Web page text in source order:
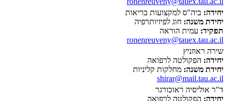
יחידה: ביה"ס למקצועות בריאות
יחידת משנה: חוג לפיזיותרפיה
תפקיד: עמית הוראה
ronenreuveny@tauex.tau.ac.il
שירה ראוזניץ
יחידה: הפקולטה לרפואה
יחידת משנה: מחלקות קליניות
shirar@mail.tau.ac.il
ד"ר אוליסיה ראוכורגר
יחידה: הפקולטה לרפואה